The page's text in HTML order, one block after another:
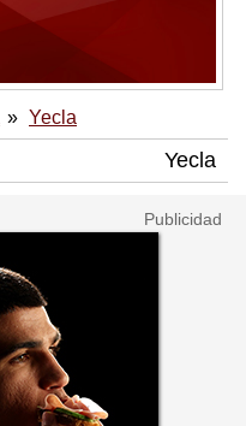
Yecla
Yecla